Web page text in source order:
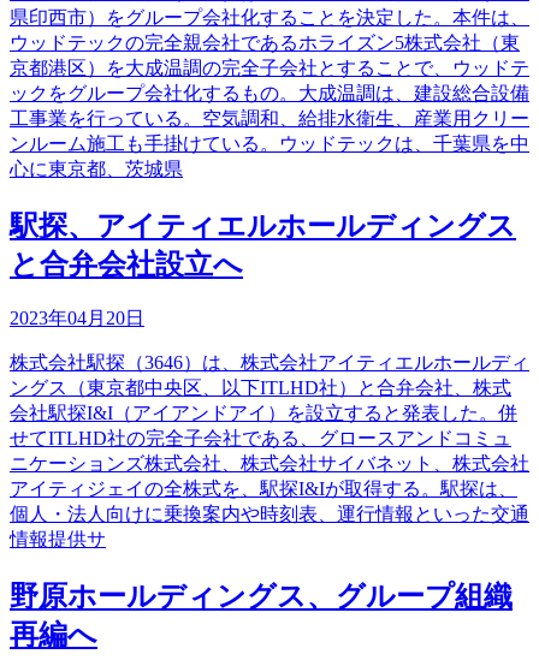
県印西市）をグループ会社化することを決定した。本件は、
ウッドテックの完全親会社であるホライズン5株式会社（東
京都港区）を大成温調の完全子会社とすることで、ウッドテ
ックをグループ会社化するもの。大成温調は、建設総合設備
工事業を行っている。空気調和、給排水衛生、産業用クリー
ンルーム施工も手掛けている。ウッドテックは、千葉県を中
心に東京都、茨城県
駅探、アイティエルホールディングス
と合弁会社設立へ
2023年04月20日
株式会社駅探（3646）は、株式会社アイティエルホールディ
ングス（東京都中央区、以下ITLHD社）と合弁会社、株式
会社駅探I&I（アイアンドアイ）を設立すると発表した。併
せてITLHD社の完全子会社である、グロースアンドコミュ
ニケーションズ株式会社、株式会社サイバネット、株式会社
アイティジェイの全株式を、駅探I&Iが取得する。駅探は、
個人・法人向けに乗換案内や時刻表、運行情報といった交通
情報提供サ
野原ホールディングス、グループ組織
再編へ